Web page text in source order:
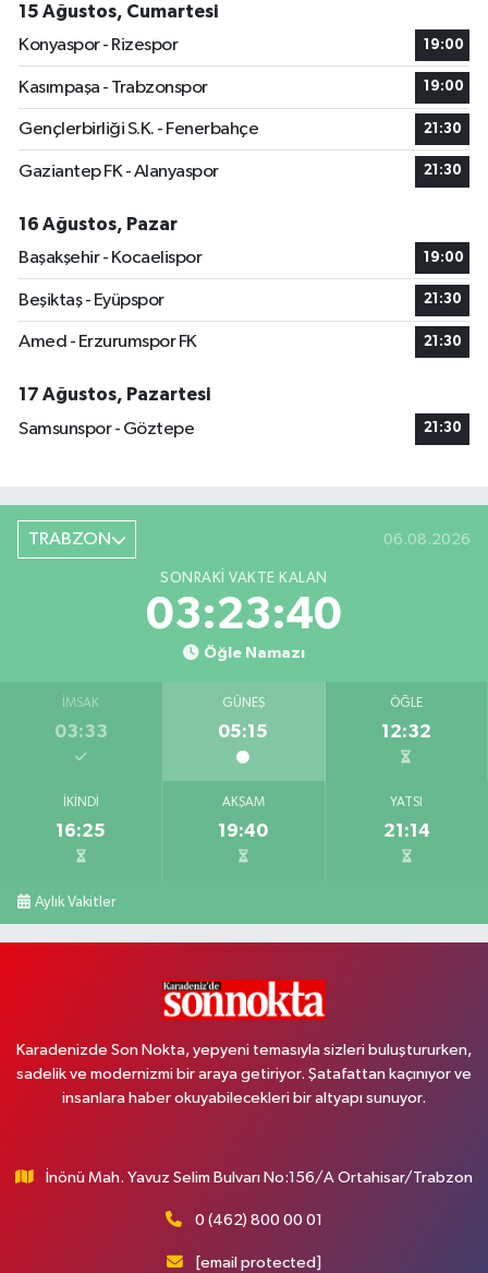
15 Ağustos, Cumartesi
Konyaspor - Rizespor
19:00
Kasımpaşa - Trabzonspor 19:00
Gençlerbirliği S.K. - Fenerbahçe 21:30
Gaziantep FK - Alanyaspor 21:30
16 Ağustos, Pazar
Başakşehir - Kocaelispor
19:00
Beşiktaş - Eyüpspor 21:30
Amed - Erzurumspor FK 21:30
17 Ağustos, Pazartesi
Samsunspor - Göztepe
21:30
TRABZON 06.08.2026
SONRAKI VAKTE KALAN
03:23:40
Öğle Namazı
İMSAK
03:33
GÜNEŞ
05:15
ÖĞLE
12:32
İKINDI
16:25
AKŞAM
19:40
YATSI
21:14
Aylık Vakitler
Karadenizde Son Nokta, yepyeni temasıyla sizleri buluştururken,
sadelik ve modernizmi bir araya getiriyor. Şatafattan kaçınıyor ve
insanlara haber okuyabilecekleri bir altyapı sunuyor.
İnönü Mah. Yavuz Selim Bulvarı No:156/A Ortahisar/Trabzon
0 (462) 800 00 01
[email protected]